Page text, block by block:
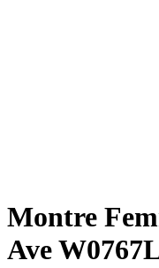
Montre
Ave